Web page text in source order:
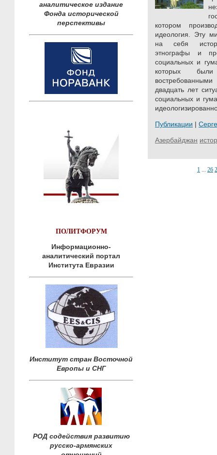
аналитическое издание
Фонда исторической
перспективы
ПОЛИТФОРУМ
Информационно-
аналитический портал
Института Евразии
Институт стран Восточной
Европы и СНГ
РОД содействия развитию
русско-армянских
котором
идеология. Эту
на себя
этнографы и
социальных и
которых
двадцать лет
социальных и
Публикации |
Азербайджан
1 ... 26